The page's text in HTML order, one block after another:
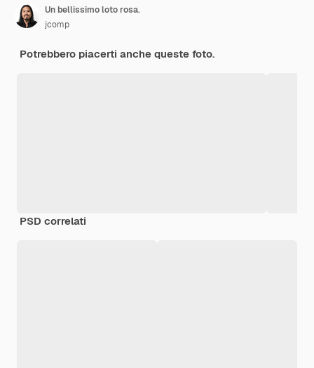
Un bellissimo loto rosa.
jcomp
Potrebbero piacerti anche queste foto.
PSD correlati